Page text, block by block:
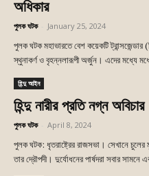
অধিকার
পুলক ঘটক January 25, 2024
পুলক ঘটক মহাভারতে বেশ কয়েকটি ট্রান্সজেন্ডার
স্থুনাকর্ণ ও বৃহন্নলারূপী অর্জুন। এদের মধ্যে
হিন্দু আইন
হিন্দু নারীর প্রতি নগ্ন অবিচার
পুলক ঘটক April 8, 2024
পুলক ঘটক: ধৃতরাষ্ট্রের রাজসভা। সেখানে
তার দ্রৌপদী। দুর্যোধনের পার্ষদরা সবার